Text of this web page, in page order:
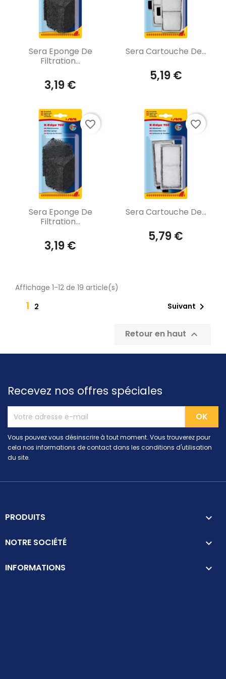
Aperçu rapide
Sera Eponge De
Filtration...
3,19 €
Aperçu rapide
Sera Cartouche De...
5,19 €
Aperçu rapide
Sera Eponge De
Filtration...
3,19 €
favorite_border
Aperçu rapide
Sera Cartouche De...
5,79 €
favorite_border
Affichage 1-12 de 19 article(s)
1 2 Suivant 
Retour en haut 
Recevez nos offres spéciales
Vous pouvez vous désinscrire à tout moment. Vous trouverez pour
cela nos informations de contact dans les conditions d'utilisation
du site.
PRODUITS 
NOTRE SOCIÉTÉ 
INFORMATIONS keyboard_arrow_down